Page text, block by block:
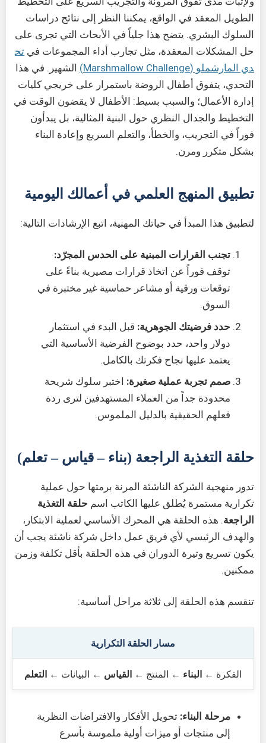
الطويل المعقد في الواقع، يمكننا النظر إلى نتائج دراسات
السلوك البشري. يتضح هذا جلياً في الأبحاث التي تجرى على
حل المشكلات المعقدة، مثل تجارب أداء المجموعات في تح
دي المارشملو (Marshmallow Challenge)
الشهير. في هذا
التحدي، يتفوق أطفال الروضة باستمرار على خريجي كليات
إدارة الأعمال؛ والسبب بسيط: الأطفال لا يقضون الوقت في
التخطيط والجدال النظري حول البنية المثالية، بل يبدأون
فوراً في التجريب، والخطأ، والتعلم السريع وإعادة البناء
بشكل متكرر ومرن.
تطبيق المنهج العلمي في أعمالك اليومية
لتطبيق هذا المبدأ في حياتك المهنية، اتبع الإرشادات التالية:
تجنب القرارات المبنية على الحدس المجرّد:
توقف فوراً عن اتخاذ قرارات مصيرية بناءً على
توقعات ورقية أو مشاعر حماسية غير مختبرة في
السوق.
حدد فرضيتك الجوهرية: قبل البدء في استثمار
دولار واحد، حدد بوضوح الفرضية الأساسية التي
يعتمد عليها نجاح فكرتك بالكامل.
صمم تجربة عملية صغيرة: اختبر سلوك شريحة
محدودة جداً من العملاء المستهدفين لترى ردة
فعلهم الحقيقية بالدليل الملموس.
حلقة التغذية الراجعة (بناء – قياس – تعلم)
تدور منهجية الشركة الناشئة المرنة برمتها حول عملية
تكرارية مستمرة يُطلق عليها الكاتب اسم حلقة التغذية
الراجعة. هذه الحلقة هي المحرك الأساسي لعملية الابتكار،
والهدف الرئيسي لأي فريق عمل داخل شركة ناشئة يجب أن
يكون تسريع وتيرة الدوران في هذه الحلقة بأقل تكلفة وزمن
ممكنين.
تنقسم هذه الحلقة إلى ثلاثة مراحل أساسية:
مسار الحلقة التكرارية
الفكرة ← البناء ← المنتج ← القياس ← البيانات ← التعلم
مرحلة البناء: تحويل الأفكار والافتراضات النظرية
إلى منتجات أو ميزات أولية ملموسة بأسرع